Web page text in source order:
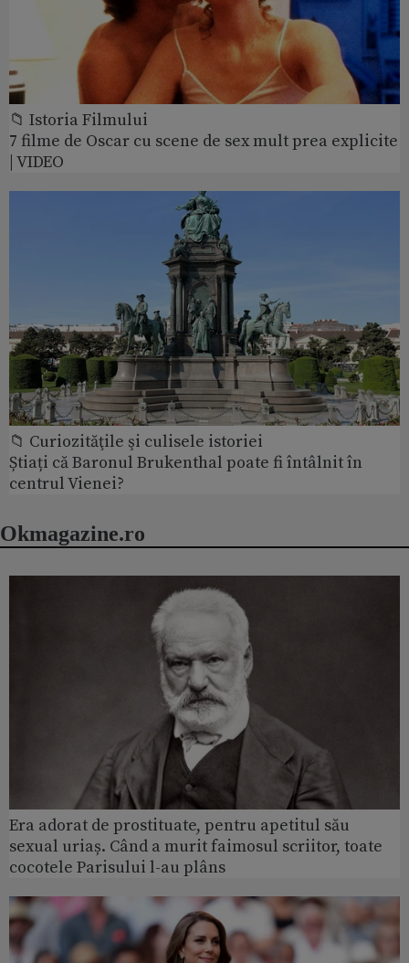
📁 Istoria Filmului
7 filme de Oscar cu scene de sex mult prea explicite
| VIDEO
📁 Curiozităţile şi culisele istoriei
Știați că Baronul Brukenthal poate fi întâlnit în
centrul Vienei?
Okmagazine.ro
Era adorat de prostituate, pentru apetitul său
sexual uriaș. Când a murit faimosul scriitor, toate
cocotele Parisului l-au plâns